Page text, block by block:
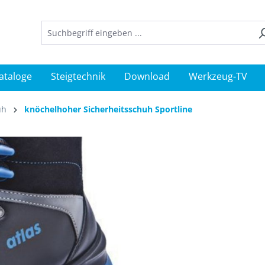
Steigtechnik Download Werkzeug-TV
knöchelhoher Sicherheitsschuh Sportline